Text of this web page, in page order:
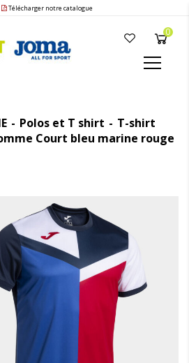
Télécharger notre catalogue
0
Polos et T shirt
T-shirt
Court bleu marine rouge